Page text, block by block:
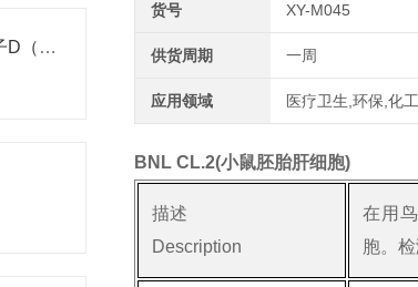
大鼠血小板衍生生长因子D（PDGFD）ELISA试剂盒
货号 XY-M045
供货周期 一周
应用领域 医疗卫生,环保,化
BNL CL.2(小鼠胚胎肝细胞)
描述
Description
在用
胞。